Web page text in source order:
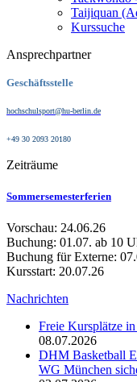
Taijiquan
Kurssuche
Ansprechpartner
Geschäftsstelle
hochschulsport@hu-berlin.de
+49 30 2093 20180
Zeiträume
Sommersemesterferien
Vorschau: 24.06.26
Buchung: 01.07. ab 10
Buchung für Externe:
Kursstart: 20.07.26
Nachrichten
Freie Kursplätze in
08.07.2026
DHM Basketball
WG München